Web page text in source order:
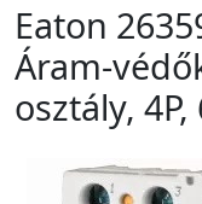
Eaton
Áram-
osztály,